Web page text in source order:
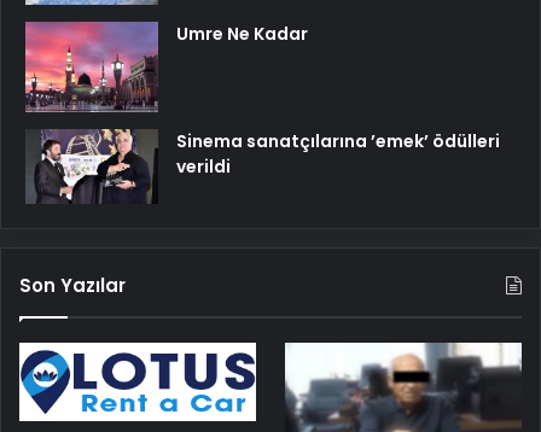
Umre Ne Kadar
Sinema sanatçılarına ’emek’ ödülleri
verildi
Son Yazılar